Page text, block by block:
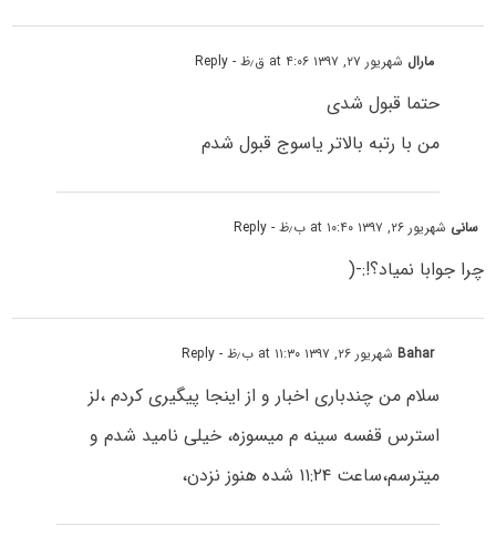
مارال شهریور ۲۷, ۱۳۹۷ at ۴:۰۶ ق٫ظ - Reply
حتما قبول شدی
من با رتبه بالاتر یاسوج قبول شدم
سانی شهریور ۲۶, ۱۳۹۷ at ۱۰:۴۰ ب٫ظ - Reply
چرا جوابا نمیاد؟!:-(
Baharشهریور ۲۶, ۱۳۹۷ at ۱۱:۳۰ ب٫ظ - Reply
سلام من چندباری اخبار و از اینجا پیگیری کردم ،لز
استرس قفسه سینه م میسوزه، خیلی نامید شدم و
میترسم،ساعت ۱۱:۲۴ شده هنوز نزدن،